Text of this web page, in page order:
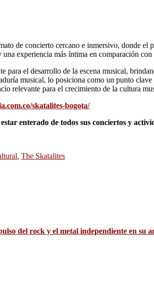
de concierto cercano e inmersivo, donde
experiencia más íntima en comparación
el desarrollo de la escena musical,
musical, lo posiciona como un punto
relevante para el crecimiento de la cultura
skatalites-bogota/
enterado de todos sus conciertos y
, The Skatalites
del rock y el metal independiente en su